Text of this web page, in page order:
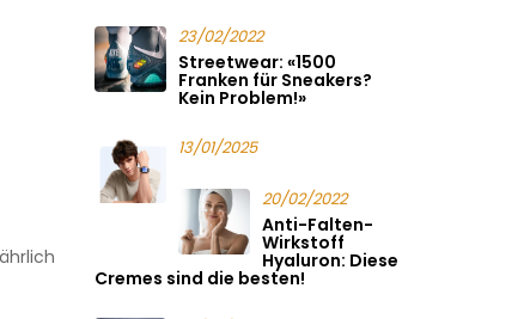
23/02/2022
Streetwear: «1500
Franken für Sneakers?
Kein Problem!»
13/01/2025
20/02/2022
Anti-Falten-
Wirkstoff
Hyaluron: Diese
Cremes sind die besten!